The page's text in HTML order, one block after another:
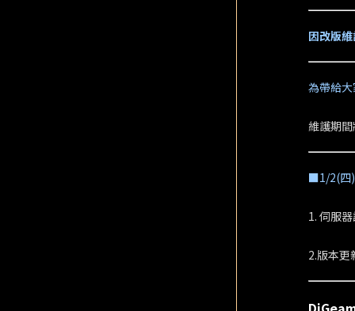
因改版
為帶給
維護期
■1/2(四)
1. 伺服
2.版本更